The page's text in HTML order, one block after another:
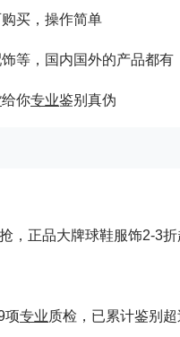
买，操作简单
等，国内国外的产品都有
给你专业鉴别真伪
，正品大牌球鞋服饰2-3
项专业质检，已累计鉴别